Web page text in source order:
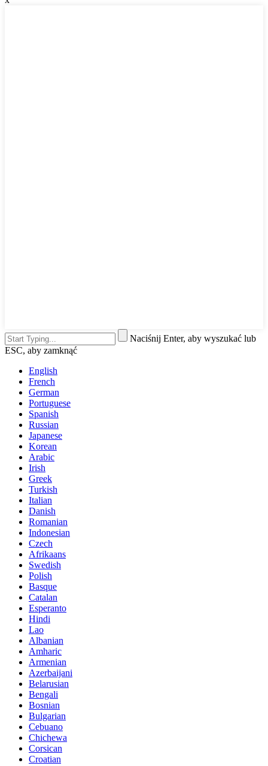
Naciśnij Enter, aby wyszukać lub
ESC, aby zamknąć
English
French
German
Portuguese
Spanish
Russian
Japanese
Korean
Arabic
Irish
Greek
Turkish
Italian
Danish
Romanian
Indonesian
Czech
Afrikaans
Swedish
Polish
Basque
Catalan
Esperanto
Hindi
Lao
Albanian
Amharic
Armenian
Azerbaijani
Belarusian
Bengali
Bosnian
Bulgarian
Cebuano
Chichewa
Corsican
Croatian